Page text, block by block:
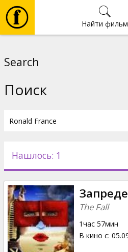
Найти фильм
Новости
Подарки
Кинозакуски
Search
Поиск
Нашлось: 1
The Fall
1час 57мин
В кино с: